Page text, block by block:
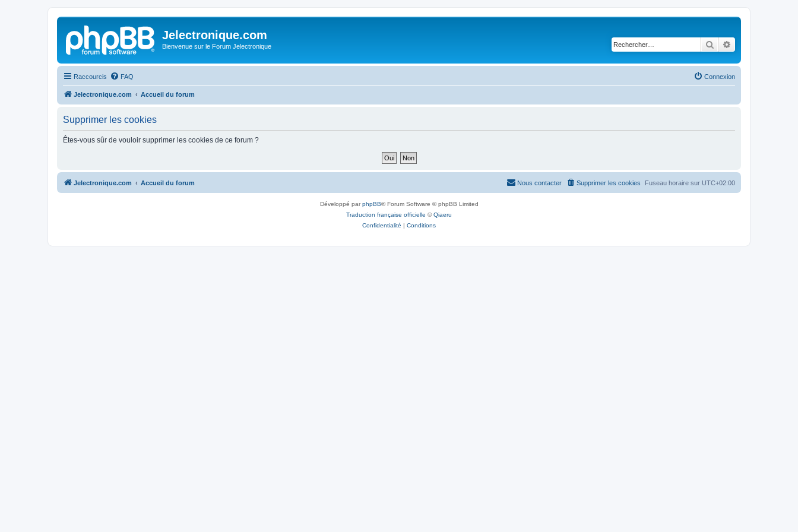
Jelectronique.com
Bienvenue sur le Forum Jelectronique Rechercher
Raccourcis FAQ Connexion
Jelectronique.com Accueil du forum
Supprimer les cookies
Êtes-vous sûr de vouloir supprimer les cookies de ce forum ?
Jelectronique.com Accueil du forum Fuseau horaire sur UTC+02:00
Supprimer les cookies
Nous contacter
Développé parphpBB® Forum Software © phpBB Limited
Traduction française officielle ©Qiaeru
Confidentialité | Conditions